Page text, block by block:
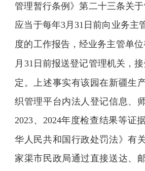
管理暂行条例》第二十三条关
应当于每年3月31 日前向业务主
度的工作报告，经业务主管单
月 31 日前报送登记管理机关，
定。上述事实有该园在新疆生
织管理平台内法人登记信息、
2023、 2024年度检查结果等证
华人民共和国行政处罚法》有
家渠市民政局通过直接送达、